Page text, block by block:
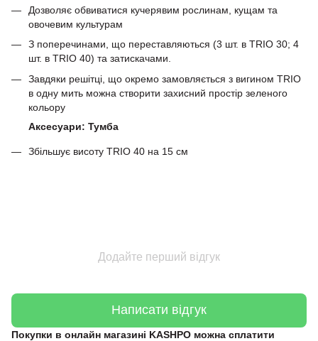
Дозволяє обвиватися кучерявим рослинам, кущам та
овочевим культурам
З поперечинами, що переставляються (3 шт. в TRIO 30; 4
шт. в TRIO 40) та затискачами.
Завдяки решітці, що окремо замовляється з вигином TRIO
в одну мить можна створити захисний простір зеленого
кольору
Аксесуари: Тумба
Збільшує висоту TRIO 40 на 15 см
Додайте перший відгук
Написати відгук
Покупки в онлайн магазині KASHPO можна сплатити